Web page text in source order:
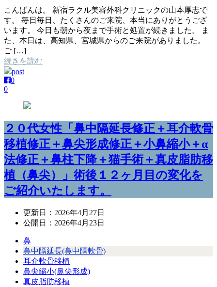
こんばんは。 新宿ラクル美容外科クリニックの山本厚志で
す。 毎日毎日、たくさんのご来院、本当にありがとうござ
います。 今日も朝から夜まで手術と処置が続きました。 ま
た、本日は、高知県、宮城県からのご来院がありました。
ご […]
続きを読む
post
0
0
２０代女性「鼻中隔延長修正＋耳介軟骨
移植修正＋鼻尖形成修正＋小鼻縮小＋α
法修正＋鼻柱下降＋猫手術＋真皮脂肪移
植（鼻尖）」術後１２ヶ月目の変化を
ご紹介いたします。
更新日： 2026年4月27日
公開日： 2026年4月23日
鼻
鼻中隔延長(鼻中隔軟骨)
耳介軟骨移植
鼻尖縮小(鼻尖形成)
真皮脂肪移植